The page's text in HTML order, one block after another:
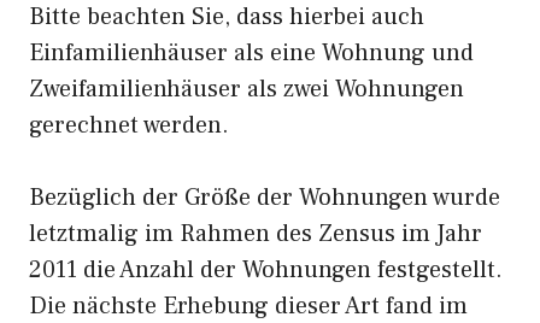
Bitte beachten Sie, dass hierbei auch
Einfamilienhäuser als eine Wohnung und
Zweifamilienhäuser als zwei Wohnungen
gerechnet werden.
Bezüglich der Größe der Wohnungen wurde
letztmalig im Rahmen des Zensus im Jahr
2011 die Anzahl der Wohnungen festgestellt.
Die nächste Erhebung dieser Art fand im